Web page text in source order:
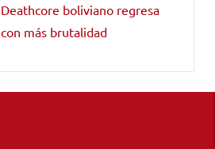
Deathcore boliviano regresa
con más brutalidad